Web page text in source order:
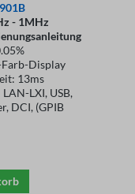
- 1MHz
Display
13ms
LXI, USB,
DCI, (GPIB